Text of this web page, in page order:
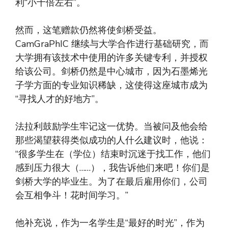
利“小十倍左右”。
然而，这笔赠款仍然将使剑桥受益。
CamGraPhIC 继续与大学合作进行基础研究，而
大学拥有该技术中使用的许多关键专利，并授权
给该公司。剑桥仍然是中心城市，因为石墨烯光
子学方面的专业知识稀缺，这使得这座城市成为
“寻找人才的好地方”。
法拉利鼓励学生牢记这一优势。当被问及他会给
那些渴望获得类似成功的人什么建议时，他说：
“很多学生在（学位）结束时沉迷于找工作，他们
感到压力很大（……），我告诉他们来吧！你们是
剑桥大学的毕业生。为了在最后雇用你们，公司
会互相争斗！花时间学习。”
他补充说，作为一名学生是“最好的时光”，作为